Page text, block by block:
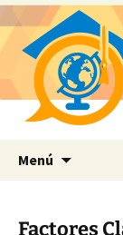
Menú
Factores